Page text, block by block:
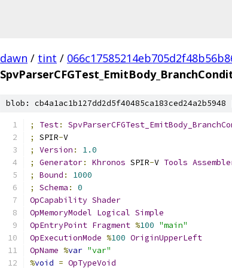
dawn / tint /
blob: cb4a1ac1b127dd2d5f40485ca183ced24a2b5948
; Test:
;
SPIR-V
;
Version :
1.0
;
Generator: Khronos SPIR-V Tools
;
Bound :
1000
;
Schema :
0
OpCapability Shader
OpMemoryModel Logical Simple
OpEntryPoint Fragment %100 "main"
OpExecutionMode %100 OriginUpperLeft
OpName %var "var"
%void = OpTypeVoid